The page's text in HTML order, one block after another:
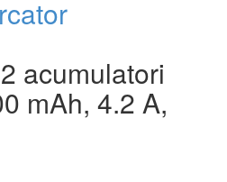
acumulatori
mAh, 4.2 A,